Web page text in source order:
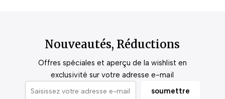
Nouveautés, Réductions
Offres spéciales et aperçu de la wishlist en
exclusivité sur votre adresse e-mail